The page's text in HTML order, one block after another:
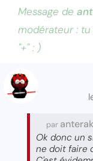
Message de
modérateur :
"+" : )
par
Ok donc un
ne doit faire